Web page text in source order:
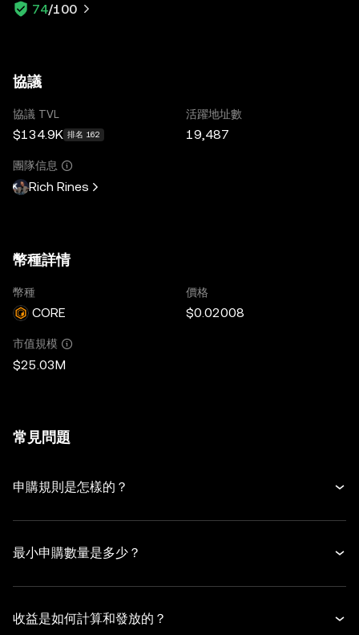
74/100
協議
協議 TVL
$134.9K 排名 162
活躍地址數
19,487
團隊信息
Rich Rines
幣種詳情
幣種
CORE
價格
$0.02008
市值規模
$25.03M
常見問題
申購規則是怎樣的？
最小申購數量是多少？
收益是如何計算和發放的？